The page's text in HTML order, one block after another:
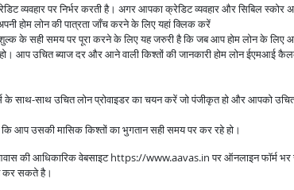
व्यवहार पर निर्भर करती है। अगर आपका क्रेडिट व्यवहार और सिबिल स्कोर
होम लोन की पात्रता जाँच करने के लिए यहां क्लिक करें
शुल्क के सही समय पर पूरा करने के लिए यह जरुरी है कि जब आप होम लोन के
आप उचित ब्याज दर और आने वाली किश्तों की जानकारी होम लोन ईएमआई
साथ उचित लोन प्रोवाइडर का चयन करें जो पंजीकृत हो और आपको उचित
आप उसकी मासिक किश्तों का भुगतान सही समय पर कर रहे हो।
की आधिकारिक वेबसाइट https://www.aavas.in पर ऑनलाइन फॉर्म भर
कर सकते है।